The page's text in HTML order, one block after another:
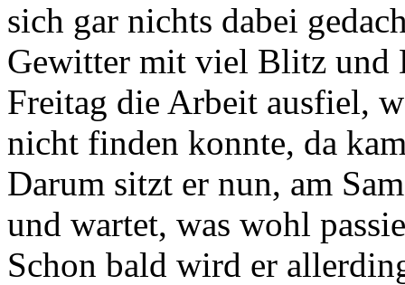
sich gar nichts dabei
Gewitter mit viel Blitz und
Freitag die Arbeit ausfiel,
nicht finden konnte, da
Darum sitzt er nun, am
und wartet, was wohl
Schon bald wird er